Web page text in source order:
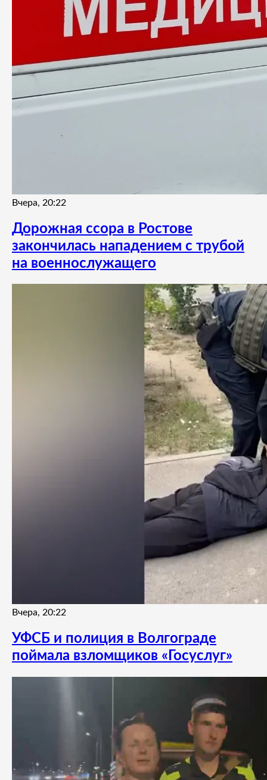
Вчера, 20:22
Дорожная ссора в Ростове
закончилась нападением с трубой
на военнослужащего
Вчера, 20:22
УФСБ и полиция в Волгограде
поймала взломщиков «Госуслуг»